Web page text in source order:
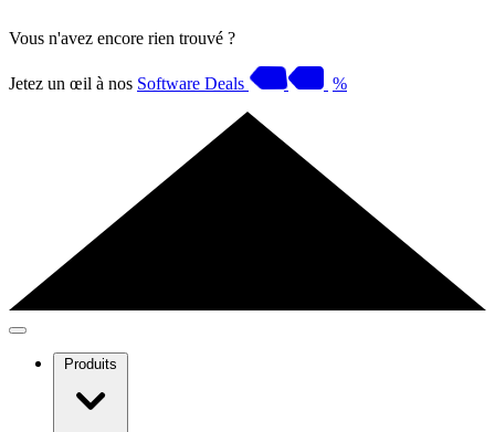
Vous n'avez encore rien trouvé ?
Jetez un œil à nos Software Deals %
Produits